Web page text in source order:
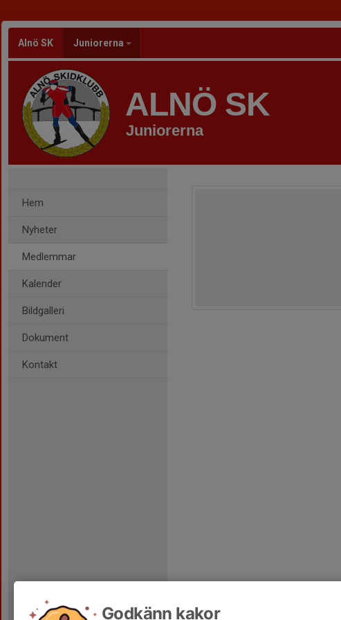
Alnö SK Juniorerna
ALNÖ SK
Juniorerna
Hem
Nyheter
Medlemmar
Kalender
Bildgalleri
Dokument
Kontakt
Godkänn kakor